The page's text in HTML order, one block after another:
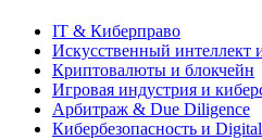
IT & Киберправо
Искусственный интеллект
Криптовалюты и блокчейн
Игровая индустрия и
Арбитраж & Due Diligence
Кибербезопасность и